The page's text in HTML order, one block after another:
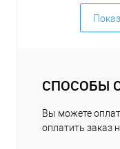
СПОСОБЫ
Вы можете
оплатить заказ